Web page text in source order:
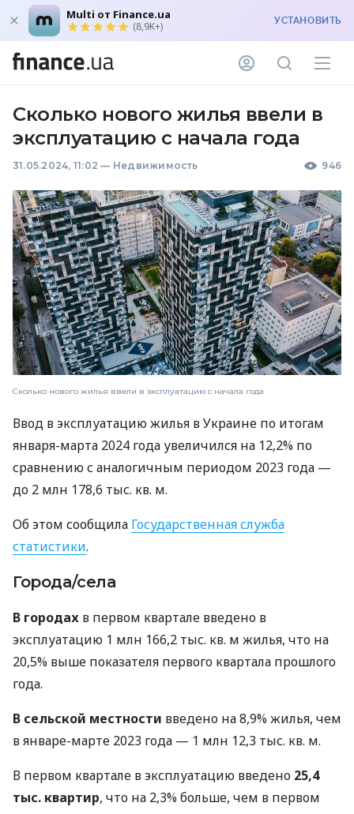
Multi от Finance.ua
(8,9K+) УСТАНОВИТЬ
Сколько нового жилья ввели в
эксплуатацию с начала года
31.05.2024, 11:02 — Недвижимость 946
Сколько нового жилья ввели в эксплуатацию с начала года
Ввод в эксплуатацию жилья в Украине по итогам
января-марта 2024 года увеличился на 12,2% по
сравнению с аналогичным периодом 2023 года —
до 2 млн 178,6 тыс. кв. м.
Об этом сообщила Государственная служба
статистики.
Города/села
В городах в первом квартале введено в
эксплуатацию 1 млн 166,2 тыс. кв. м жилья, что на
20,5% выше показателя первого квартала прошлого
года.
В сельской местности введено на 8,9% жилья, чем
в январе-марте 2023 года — 1 млн 12,3 тыс. кв. м.
В первом квартале в эксплуатацию введено 25,4
тыс. квартир, что на 2,3% больше, чем в первом